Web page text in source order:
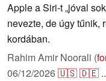
Apple a Siri-t „jóval
nevezte, de úgy tűnik,
kordában.
Rahim Amir Noorali (
06/12/2026🇺🇸🇩🇪